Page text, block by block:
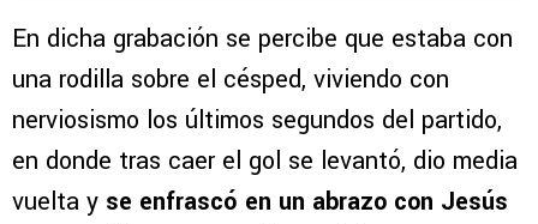
En dicha grabación se percibe que estaba con
una rodilla sobre el césped, viviendo con
nerviosismo los últimos segundos del partido,
en donde tras caer el gol se levantó, dio media
vuelta y se enfrascó en un abrazo con Jesús